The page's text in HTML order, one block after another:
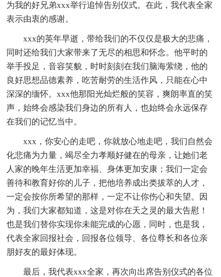
为我的好兄弟xxx举行追悼告别仪式。在此，我代表全家
表示由衷的感谢。
xxx的英年早逝，带给我们的不仅仅是极大的悲痛，
同时还给我们大家带来了无尽的相思和怀念。他平时的
举手投足，音容笑貌，时时刻刻在我们脑海萦绕，他的
良好思想品德素养，吃苦耐劳的生活作风，只能在心中
深深的缅怀。xxx他那阳光灿烂般的笑容，爽朗率直的笑
声，始终会感染我们身边的所有人，也始终会永远保存
在我们的记忆当中。
xxx，你安心的走吧，你就放心地走吧，我们自然会
化悲痛为力量，竭尽全力孝顺好健在的母亲，让她们老
人家的晚年生活更加幸福、身体更加安康；我们一定会
善待和教育好你的儿子，把他培养成出类拔萃的人才，
一定会按你所希望的那样，一定不让你伤心和失望。因
为，我们大家都知道，这是对你在天之灵的最大告慰！
也是我们替你实现你未能完成的心愿，同时，也是我，
代表全家回报社会，回报各位领导、各位尊长和各位亲
朋好友的最好体现。
最后，我代表xxx全家，再次向出席告别仪式的各位